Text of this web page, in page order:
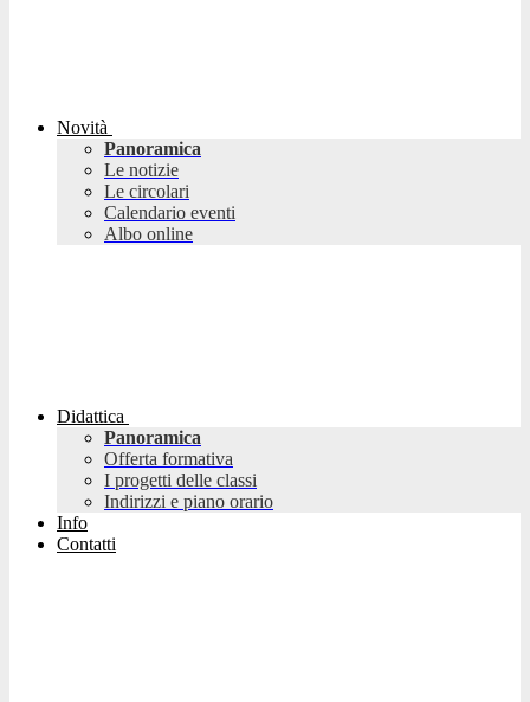
Novità
Panoramica
Le notizie
Le circolari
Calendario eventi
Albo online
Didattica
Panoramica
Offerta formativa
I progetti delle classi
Indirizzi e piano orario
Info
Contatti